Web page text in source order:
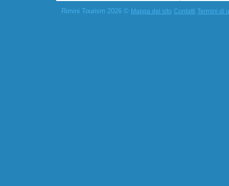
Rimini Tourism 2026 © Mappa del sito Contatti Termini di